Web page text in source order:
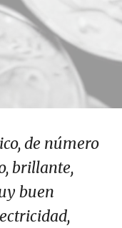
de número
brillante,
buen